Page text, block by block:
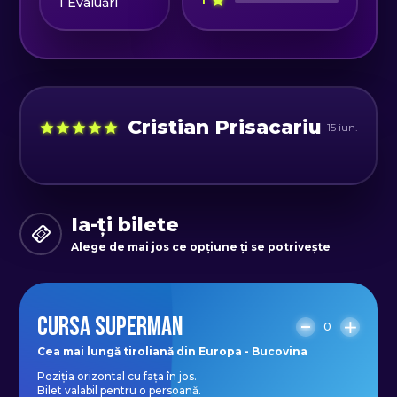
Duminică 11:00–18:30
Cristian Prisacariu 15 iun.
Ia-ți bilete
Alege de mai jos ce opțiune ți se potrivește
CURSA SUPERMAN
0
Cea mai lungă tiroliană din Europa - Bucovina
Poziția orizontal cu fața în jos.
Bilet valabil pentru o persoană.